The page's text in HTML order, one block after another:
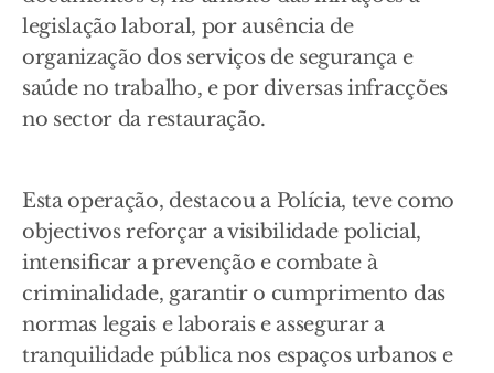
legislação laboral, por ausência de
organização dos serviços de segurança e
saúde no trabalho, e por diversas infracções
no sector da restauração.
Esta operação, destacou a Polícia, teve como
objectivos reforçar a visibilidade policial,
intensificar a prevenção e combate à
criminalidade, garantir o cumprimento das
normas legais e laborais e assegurar a
tranquilidade pública nos espaços urbanos e